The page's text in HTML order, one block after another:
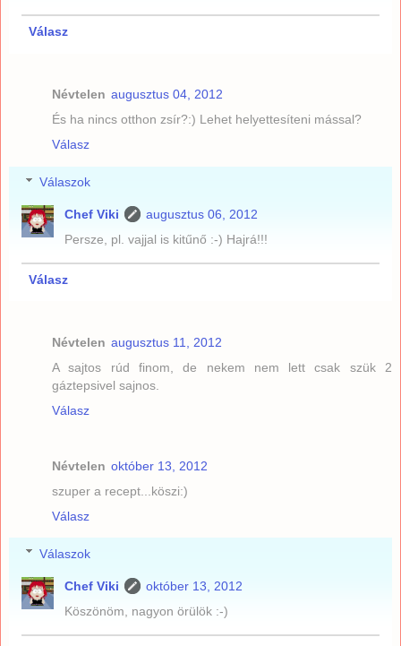
Válasz
Névtelen augusztus 04, 2012
És ha nincs otthon zsír?:) Lehet helyettesíteni mással?
Válasz
Válaszok
Chef Viki
augusztus 06, 2012
Persze, pl. vajjal is kitűnő :-) Hajrá!!!
Válasz
Névtelen augusztus 11, 2012
A sajtos rúd finom, de nekem nem lett csak szük 2
gáztepsivel sajnos.
Válasz
Névtelen október 13, 2012
szuper a recept...köszi:)
Válasz
Válaszok
Chef Viki
október 13, 2012
Köszönöm, nagyon örülök :-)